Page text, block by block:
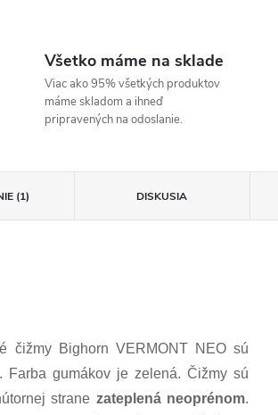
Všetko máme na sklade
Viac ako 95% všetkých produktov
máme skladom a ihneď
pripravených na odoslanie.
(1) DISKUSIA
čižmy Bighorn VERMONT NEO sú
gumákov je zelená. Čižmy sú
strane zateplená neoprénom.